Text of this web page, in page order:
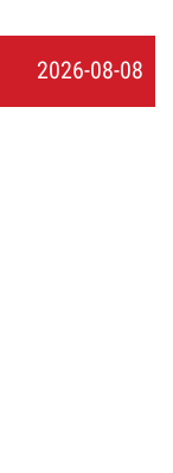
2026-08-08